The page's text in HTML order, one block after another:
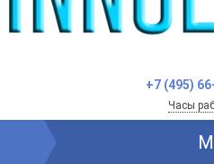
+7 (495)
Часы